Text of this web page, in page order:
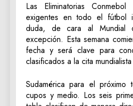
Las Eliminatorias
exigentes en todo el fútbol
duda, de cara al
excepción. Esta semana
fecha y será clave para
clasificados a la cita
Sudamérica para el próximo
cupos y medio. Los seis